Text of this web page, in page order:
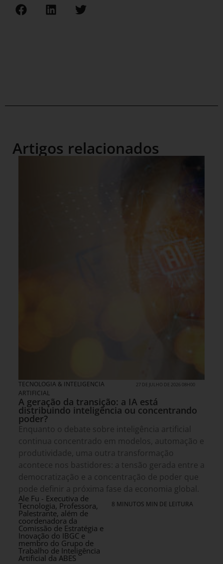
Artigos relacionados
TECNOLOGIA & INTELIGENCIA
ARTIFICIAL
27 DE JULHO DE 2026 08H00
A geração da transição: a IA está
distribuindo inteligência ou concentrando
poder?
Enquanto o debate sobre inteligência artificial
continua concentrado em modelos, automação e
produtividade, uma outra transformação
acontece nos bastidores: a tensão gerada entre a
democratização e a concentração de poder que
pode definir a próxima fase da economia global.
Ale Fu - Executiva de
Tecnologia, Professora,
Palestrante, além de
coordenadora da
Comissão de Estratégia e
Inovação do IBGC e
membro do Grupo de
Trabalho de Inteligência
Artificial da ABES
8 MINUTOS MIN DE LEITURA